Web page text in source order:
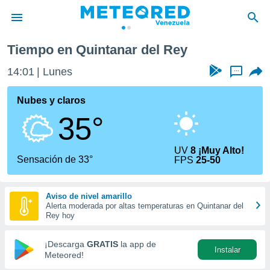
de
ha
calidad.
a este
las
y
forma
digital
basada
Tiempo en Quintanar del Rey
14:01 Lunes ...
Nubes y claros
35°
Sensación de 33°
UV8 ¡Muy Alto!
FPS25-50
Aviso de nivel amarillo
Alerta moderada por altas temperaturas en Quintanar del
Rey hoy
¡Descarga GRATIS la app de
Meteored!
Instalar